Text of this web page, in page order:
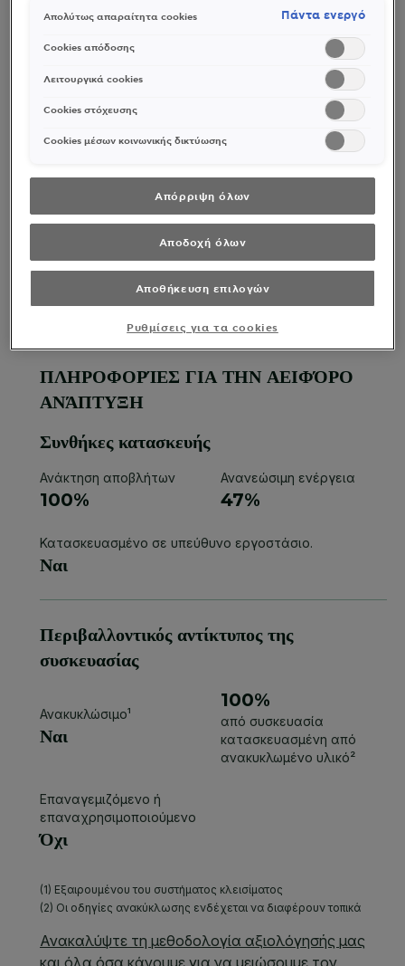
αναγνωρίσουμε τον browser/ τη συσκευή σας για τη
δημιουργία προφίλ με τα ενδιαφέροντά σας και να
σας δείχνουμε σχετικό διαφημιστικό περιεχόμενο σε
αποδεχθείτε cookies τα οποία δεν είναι απαραίτητα
(«Αποδοχή όλων»), να τα απορρίψετε («Απόρριψη
όλων») ή να ρυθμίσετε και να αποθηκεύσετε τις
επιλογές σας («Αποθήκευση επιλογών»). Μπορείτε
επίσης, ανά πάσα στιγμή, να ελέγξετε και να
ρυθμίσετε εκ νέου τις επιλογές σας (επιλέγοντας το
πληροφορίες μπορείτε να βρείτε στην
Απολύτως απαραίτητα cookies Πάντα ενεργό
Cookies απόδοσης
Λειτουργικά cookies
Cookies στόχευσης
Cookies μέσων κοινωνικής δικτύωσης
Απόρριψη όλων
Αποδοχή όλων
Αποθήκευση επιλογών
Ρυθμίσεις για τα cookies